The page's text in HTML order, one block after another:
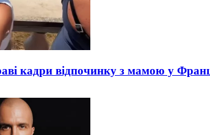
кадри відпочинку з мамою у